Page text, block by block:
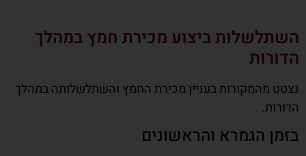
השתלשלות ביצוע מכירת חמץ במהלך
הדורות
נצטט מהמקורות בעניין מכירת החמץ והשתלשלותה במהלך
הדורות.
בזמן הגמרא והראשונים